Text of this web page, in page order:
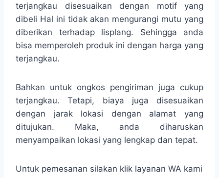
terjangkau disesuaikan dengan motif yang
dibeli Hal ini tidak akan mengurangi mutu yang
diberikan terhadap lisplang. Sehingga anda
bisa memperoleh produk ini dengan harga yang
terjangkau.
Bahkan untuk ongkos pengiriman juga cukup
terjangkau. Tetapi, biaya juga disesuaikan
dengan jarak lokasi dengan alamat yang
ditujukan. Maka, anda diharuskan
menyampaikan lokasi yang lengkap dan tepat.
Untuk pemesanan silakan klik layanan WA kami